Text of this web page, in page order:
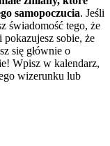
samopoczucia. Jeśli
świadomość tego, że
sobie, że
się głównie o
Wpisz w kalendarz,
wizerunku lub